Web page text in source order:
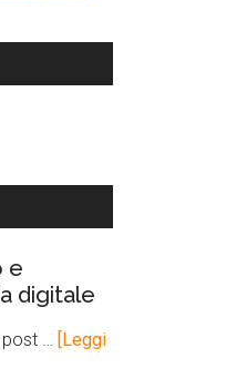
e
digitale
…
[Leggi